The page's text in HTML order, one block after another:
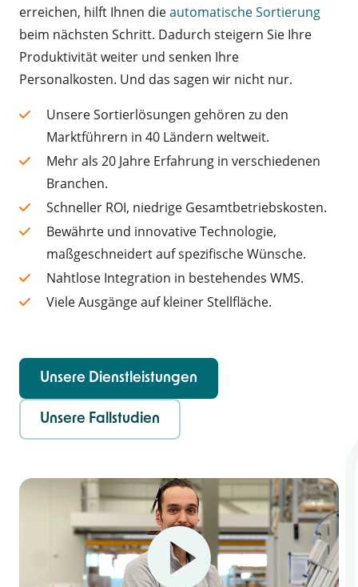
erreichen, hilft Ihnen dieautomatische Sortierung
beim nächsten Schritt. Dadurch steigern Sie Ihre
Produktivität weiter und senken Ihre
Personalkosten. Und das sagen wir nicht nur.
Unsere Sortierlösungen gehören zu den
Marktführern in 40 Ländern weltweit.
Mehr als 20 Jahre Erfahrung in verschiedenen
Branchen.
Schneller ROI, niedrige Gesamtbetriebskosten.
Bewährte und innovative Technologie,
maßgeschneidert auf spezifische Wünsche.
Nahtlose Integration in bestehendes WMS.
Viele Ausgänge auf kleiner Stellfläche.
Unsere Dienstleistungen
Unsere Fallstudien